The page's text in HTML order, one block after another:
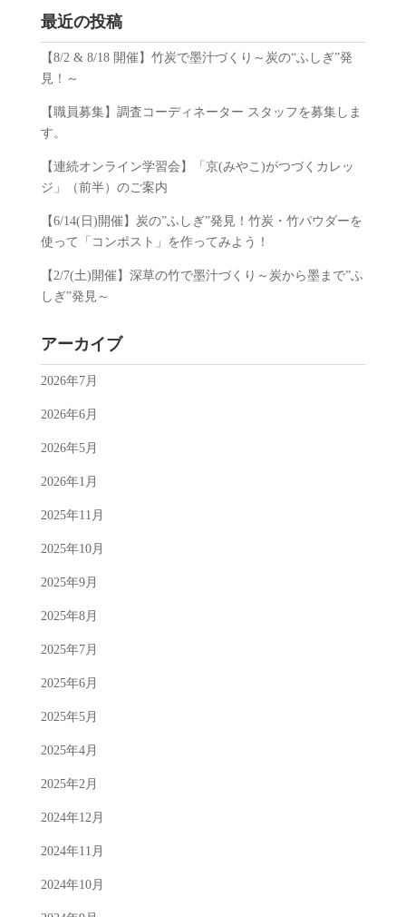
最近の投稿
【8/2 & 8/18 開催】竹炭で墨汁づくり～炭の“ふしぎ”発
見！～
【職員募集】調査コーディネーター スタッフを募集しま
す。
【連続オンライン学習会】「京(みやこ)がつづくカレッ
ジ」（前半）のご案内
【6/14(日)開催】炭の”ふしぎ”発見！竹炭・竹パウダーを
使って「コンポスト」を作ってみよう！
【2/7(土)開催】深草の竹で墨汁づくり～炭から墨まで”ふ
しぎ”発見～
アーカイブ
2026年7月
2026年6月
2026年5月
2026年1月
2025年11月
2025年10月
2025年9月
2025年8月
2025年7月
2025年6月
2025年5月
2025年4月
2025年2月
2024年12月
2024年11月
2024年10月